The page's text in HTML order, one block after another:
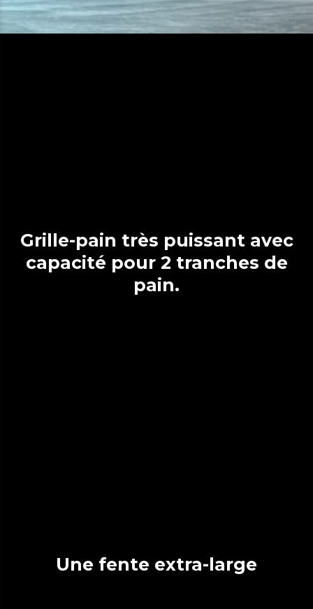
Grille-pain très puissant avec
capacité pour 2 tranches de
pain.
Une fente extra-large